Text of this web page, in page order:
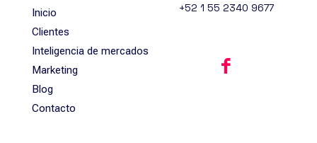
Inicio
Clientes
Inteligencia de mercados
Marketing
Blog
Contacto
+52 1 55 2340 9677